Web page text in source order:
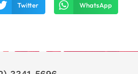
Twitter WhatsApp